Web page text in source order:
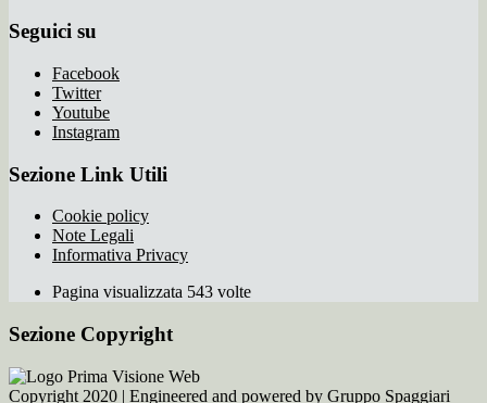
Seguici su
Facebook
Twitter
Youtube
Instagram
Sezione Link Utili
Cookie policy
Note Legali
Informativa Privacy
Pagina visualizzata 543 volte
Sezione Copyright
Copyright 2020 | Engineered and powered by Gruppo Spaggiari